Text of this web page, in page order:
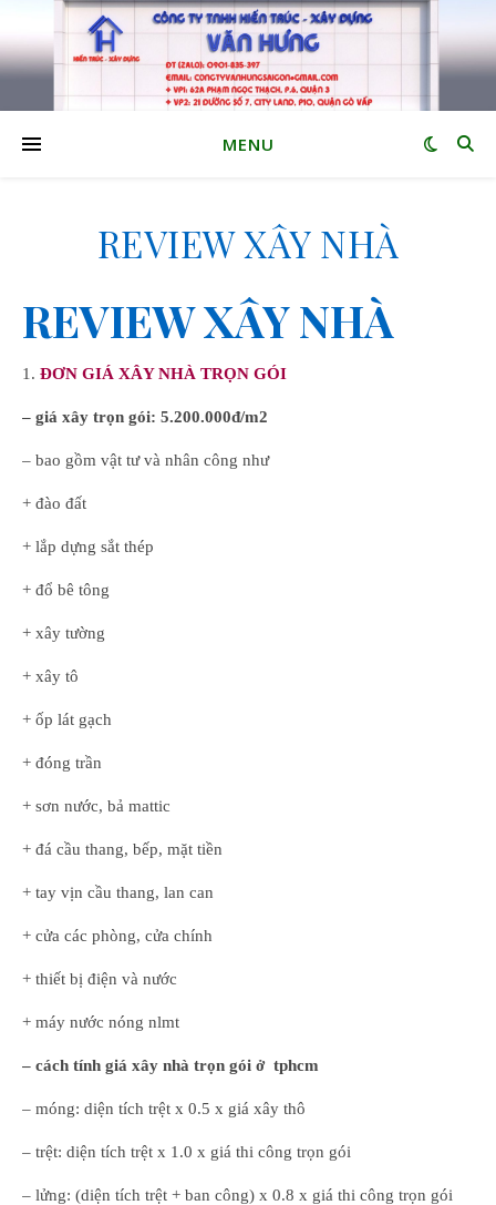
MENU
REVIEW XÂY NHÀ
REVIEW XÂY NHÀ
ĐƠN GIÁ XÂY NHÀ TRỌN GÓI
– giá xây trọn gói: 5.200.000đ/m2
– bao gồm vật tư và nhân công như
+ đào đất
+ lắp dựng sắt thép
+ đổ bê tông
+ xây tường
+ xây tô
+ ốp lát gạch
+ đóng trần
+ sơn nước, bả mattic
+ đá cầu thang, bếp, mặt tiền
+ tay vịn cầu thang, lan can
+ cửa các phòng, cửa chính
+ thiết bị điện và nước
+ máy nước nóng nlmt
– cách tính giá xây nhà trọn gói ở tphcm
– móng: diện tích trệt x 0.5 x giá xây thô
– trệt: diện tích trệt x 1.0 x giá thi công trọn gói
– lửng: (diện tích trệt + ban công) x 0.8 x giá thi công trọn gói